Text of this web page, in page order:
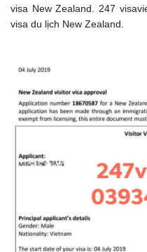
visa New Zealand. 247
visa du lịch New Zealand.